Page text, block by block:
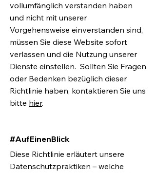
vollumfänglich verstanden haben
und nicht mit unserer
Vorgehensweise einverstanden sind,
müssen Sie diese Website sofort
verlassen und die Nutzung unserer
Dienste einstellen. Sollten Sie Fragen
oder Bedenken bezüglich dieser
Richtlinie haben, kontaktieren Sie uns
bitte hier.
#AufEinenBlick
Diese Richtlinie erläutert unsere
Datenschutzpraktiken – welche